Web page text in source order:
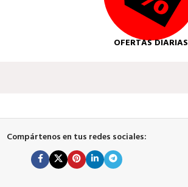
OFERTAS DIARIAS
Compártenos en tus redes sociales: